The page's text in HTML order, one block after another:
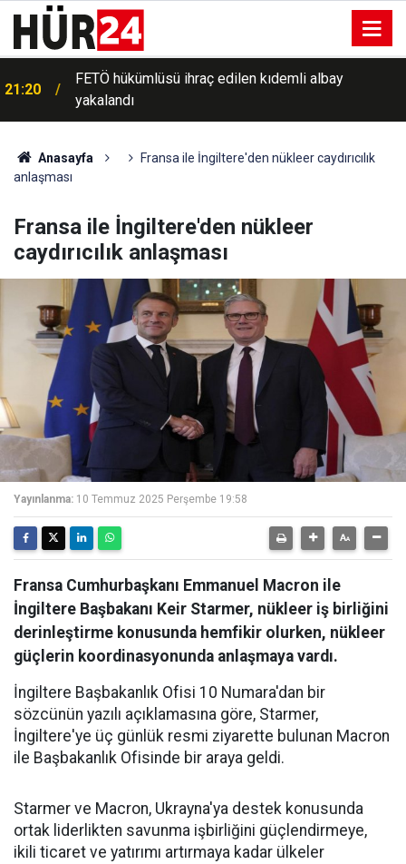
21:20
FETÖ hükümlüsü ihraç edilen kıdemli albay
yakalandı
Anasayfa
Fransa ile İngiltere'den nükleer caydırıcılık
anlaşması
Fransa ile İngiltere'den nükleer
caydırıcılık anlaşması
Yayınlanma: 10 Temmuz 2025 Perşembe 19:58
Fransa Cumhurbaşkanı Emmanuel Macron ile
İngiltere Başbakanı Keir Starmer, nükleer iş birliğini
derinleştirme konusunda hemfikir olurken, nükleer
güçlerin koordinasyonunda anlaşmaya vardı.
İngiltere Başbakanlık Ofisi 10 Numara'dan bir
sözcünün yazılı açıklamasına göre, Starmer,
İngiltere'ye üç günlük resmi ziyarette bulunan Macron
ile Başbakanlık Ofisinde bir araya geldi.
Starmer ve Macron, Ukrayna'ya destek konusunda
ortak liderlikten savunma işbirliğini güçlendirmeye,
ikili ticaret ve yatırımı artırmaya kadar ülkeler